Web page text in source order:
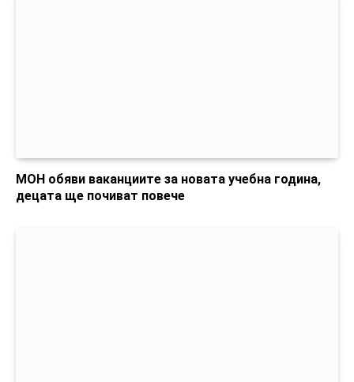
МОН обяви ваканциите за новата учебна година,
децата ще почиват повече